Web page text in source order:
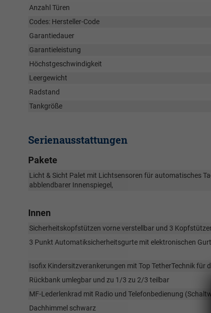
Anzahl Türen
Codes: Hersteller-Code
Garantiedauer
Garantieleistung
Höchstgeschwindigkeit
Leergewicht
Radstand
Tankgröße
Serienausstattungen
Pakete
Licht & Sicht Palet mit Lichtsensoren für automatisches
abblendbarer Innenspiegel,
Innen
Sicherheitskopfstützen vorne verstellbar und 3
3 Punkt Automatiksicherheitsgurte mit elektronischen
Isofix Kindersitzverankerungen mit Top TetherTechnik für
Rückbank umlegbar und zu 1/3 zu 2/3 teilbar
MF-Lederlenkrad mit Radio und Telefonbedienung
Dachhimmel schwarz